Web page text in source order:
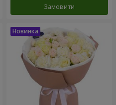
Замовити